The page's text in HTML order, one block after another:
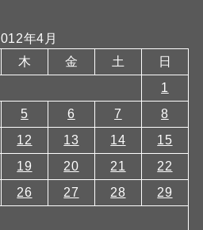
年4月
木 金 土
日
1
5 6 7
8
12 13 14
15
19 20 21
22
26 27 28
29